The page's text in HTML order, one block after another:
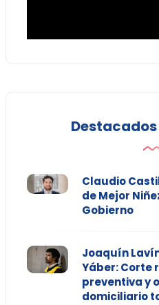
Claudio
de Mejor
Gobierno
Joaquín
Yáber: Corte
preventiva y
domiciliario